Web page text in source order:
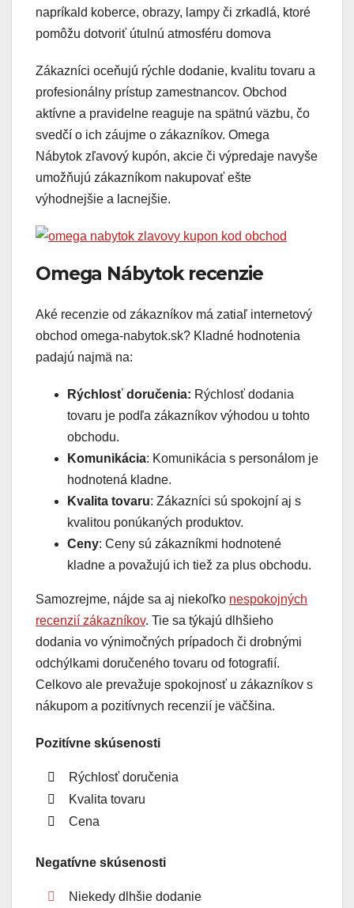
napríkald koberce, obrazy, lampy či zrkadlá, ktoré
pomôžu dotvoriť útulnú atmosféru domova
Zákazníci oceňujú rýchle dodanie, kvalitu tovaru a
profesionálny prístup zamestnancov. Obchod
aktívne a pravidelne reaguje na spätnú väzbu, čo
svedčí o ich záujme o zákazníkov. Omega
Nábytok zľavový kupón, akcie či výpredaje navyše
umožňujú zákazníkom nakupovať ešte
výhodnejšie a lacnejšie.
Omega Nábytok recenzie
Aké recenzie od zákazníkov má zatiaľ internetový
obchod omega-nabytok.sk? Kladné hodnotenia
padajú najmä na:
Rýchlosť doručenia: Rýchlosť dodania
tovaru je podľa zákazníkov výhodou u tohto
obchodu.
Komunikácia: Komunikácia s personálom je
hodnotená kladne.
Kvalita tovaru: Zákazníci sú spokojní aj s
kvalitou ponúkaných produktov.
Ceny: Ceny sú zákazníkmi hodnotené
kladne a považujú ich tiež za plus obchodu.
Samozrejme, nájde sa aj niekoľko nespokojných
recenzií zákazníkov. Tie sa týkajú dlhšieho
dodania vo výnimočných prípadoch či drobnými
odchýlkami doručeného tovaru od fotografií.
Celkovo ale prevažuje spokojnosť u zákazníkov s
nákupom a pozitívnych recenzií je väčšina.
Pozitívne skúsenosti
Rýchlosť doručenia
Kvalita tovaru
Cena
Negatívne skúsenosti
Niekedy dlhšie dodanie